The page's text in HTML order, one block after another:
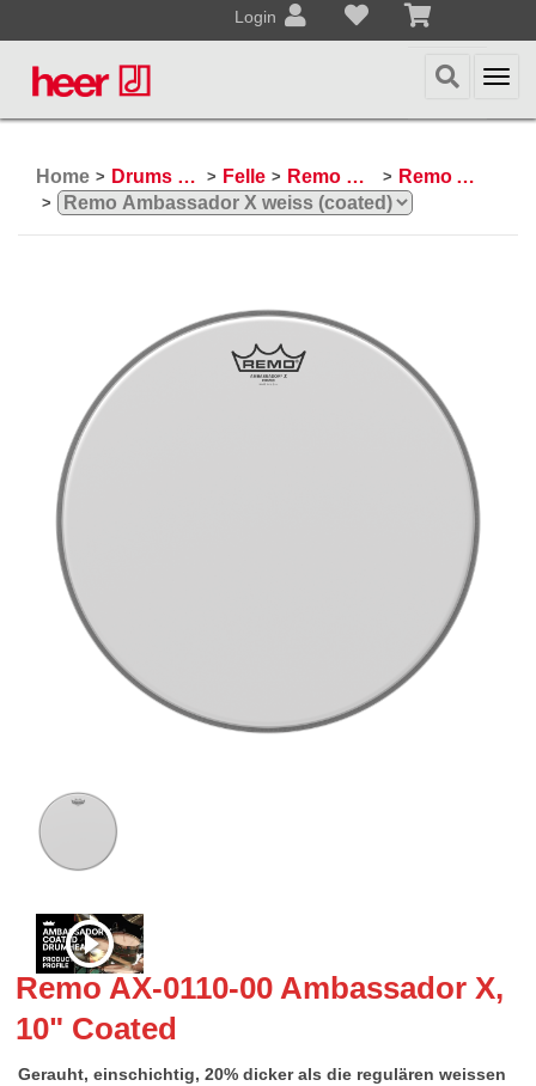
Login
Home > Drums & Percussion > Felle > Remo Schlagzeugfelle > Remo Ambassador
>
Remo AX-0110-00 Ambassador X,
10" Coated
Gerauht, einschichtig, 20% dicker als die regulären weissen